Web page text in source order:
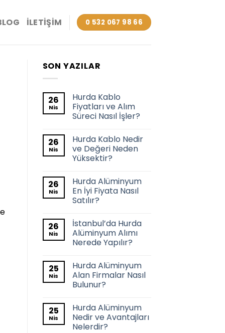
İLETIŞIM 0 532 067 98 66
SON YAZILAR
26
Nis
Hurda Kablo
Fiyatları ve Alım
Süreci Nasıl İşler?
26
Nis
Hurda Kablo Nedir
ve Değeri Neden
Yüksektir?
26
Nis
Hurda Alüminyum
En İyi Fiyata Nasıl
Satılır?
26
Nis
İstanbul’da Hurda
Alüminyum Alımı
Nerede Yapılır?
25
Nis
Hurda Alüminyum
Alan Firmalar Nasıl
Bulunur?
25
Nis
Hurda Alüminyum
Nedir ve Avantajları
Nelerdir?